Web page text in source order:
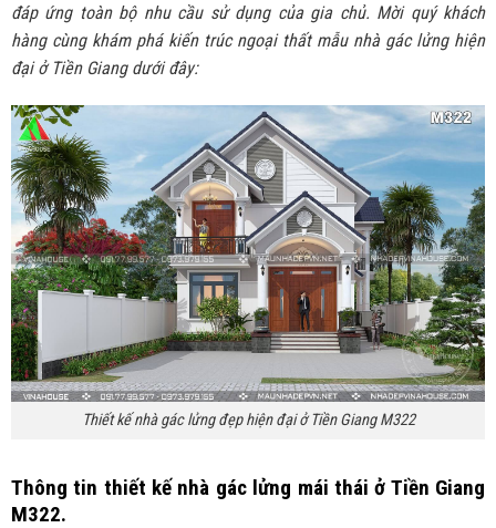
đáp ứng toàn bộ nhu cầu sử dụng của gia chủ. Mời quý khách
hàng cùng khám phá kiến trúc ngoại thất mẫu nhà gác lửng hiện
đại ở Tiền Giang dưới đây:
Thiết kế nhà gác lửng đẹp hiện đại ở Tiền Giang M322
Thông tin thiết kế nhà gác lửng mái thái ở Tiền Giang
M322.